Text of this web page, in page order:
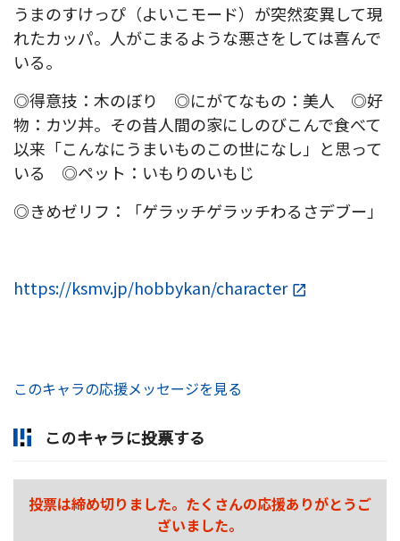
うまのすけっぴ（よいこモード）が突然変異して現
れたカッパ。人がこまるような悪さをしては喜んで
いる。
◎得意技：木のぼり ◎にがてなもの：美人 ◎好
物：カツ丼。その昔人間の家にしのびこんで食べて
以来「こんなにうまいものこの世になし」と思って
いる ◎ペット：いもりのいもじ
◎きめゼリフ：「ゲラッチゲラッチわるさデブー」
https://ksmv.jp/hobbykan/character
このキャラの応援メッセージを見る
このキャラに投票する
投票は締め切りました。たくさんの応援ありがとうご
ざいました。